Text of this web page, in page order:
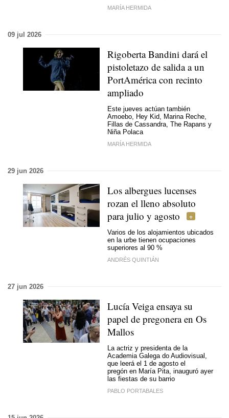
MARÍA HERMIDA
09 jul 2026
Rigoberta Bandini dará el
pistoletazo de salida a un
PortAmérica con recinto
ampliado
Este jueves actúan también
Amoebo, Hey Kid, Marina Reche,
Fillas de Cassandra, The Rapans y
Niña Polaca
MARÍA HERMIDA
29 jun 2026
Los albergues lucenses
rozan el lleno absoluto
para julio y agosto
Varios de los alojamientos ubicados
en la urbe tienen ocupaciones
superiores al 90 %
ANDRÉS QUINTIÁN
27 jun 2026
Lucía Veiga ensaya su
papel de pregonera en Os
Mallos
La actriz y presidenta de la
Academia Galega do Audiovisual,
que leerá el 1 de agosto el
pregón en María Pita, inauguró ayer
las fiestas de su barrio
PABLO PORTABALES